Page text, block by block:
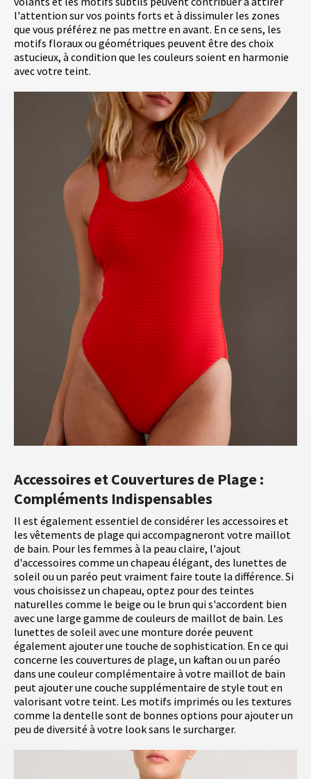
l'attention sur vos points forts et à dissimuler les zones
que vous préférez ne pas mettre en avant. En ce sens, les
motifs floraux ou géométriques peuvent être des choix
astucieux, à condition que les couleurs soient en harmonie
avec votre teint.
Accessoires et Couvertures de Plage :
Compléments Indispensables
Il est également essentiel de considérer les accessoires et
les vêtements de plage qui accompagneront votre maillot
de bain. Pour les femmes à la peau claire, l'ajout
d'accessoires comme un chapeau élégant, des lunettes de
soleil ou un paréo peut vraiment faire toute la différence. Si
vous choisissez un chapeau, optez pour des teintes
naturelles comme le beige ou le brun qui s'accordent bien
avec une large gamme de couleurs de maillot de bain. Les
lunettes de soleil avec une monture dorée peuvent
également ajouter une touche de sophistication. En ce qui
concerne les couvertures de plage, un kaftan ou un paréo
dans une couleur complémentaire à votre maillot de bain
peut ajouter une couche supplémentaire de style tout en
valorisant votre teint. Les motifs imprimés ou les textures
comme la dentelle sont de bonnes options pour ajouter un
peu de diversité à votre look sans le surcharger.